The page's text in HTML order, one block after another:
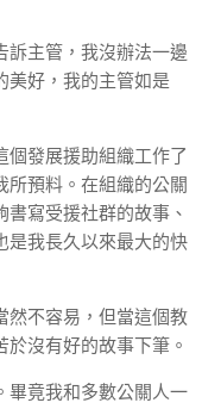
訴主管，我沒辦法一邊
美好，我的主管如是
個發展援助組織工作了
所預料。在組織的公關
寫受援社群的故事、
是我長久以來最大的快
然不容易，但當這個教
沒有好的故事下筆。
畢竟我和多數公關人一